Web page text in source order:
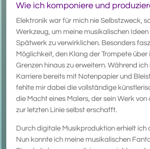
Wie ich komponiere und
Elektronik war für mich nie Selbstzweck,
Werkzeug, um meine musikalischen Ideen
Spätwerk zu verwirklichen. Besonders
Möglichkeit, den Klang der Trompete über
Grenzen hinaus zu erweitern. Während
Karriere bereits mit Notenpapier und
fehlte mir dabei die vollständige
die Macht eines Malers, der sein Werk von
zur letzten Linie selbst erschafft.
Durch digitale Musikproduktion erhielt ich
Nun konnte ich meine musikalischen